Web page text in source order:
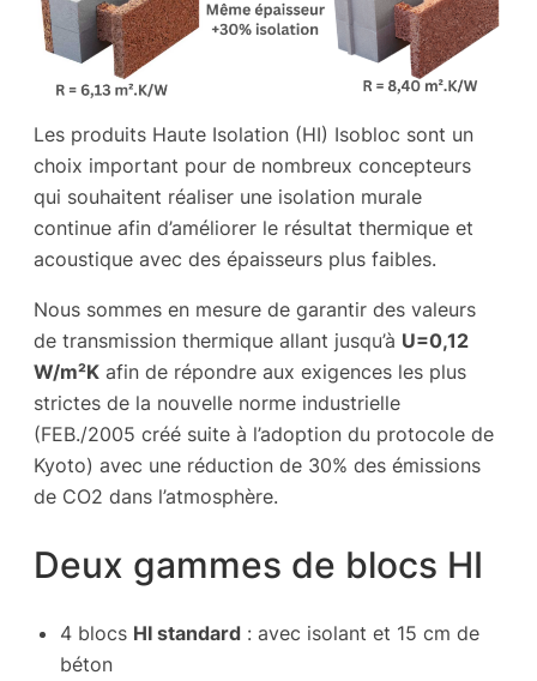
Les produits Haute Isolation (HI) Isobloc sont un
choix important pour de nombreux concepteurs
qui souhaitent réaliser une isolation murale
continue afin d’améliorer le résultat thermique et
acoustique avec des épaisseurs plus faibles.
Nous sommes en mesure de garantir des valeurs
de transmission thermique allant jusqu’à U=0,12
W/m²K afin de répondre aux exigences les plus
strictes de la nouvelle norme industrielle
(FEB./2005 créé suite à l’adoption du protocole de
Kyoto) avec une réduction de 30% des émissions
de CO2 dans l’atmosphère.
Deux gammes de blocs HI
4 blocs HI standard : avec isolant et 15 cm de
béton